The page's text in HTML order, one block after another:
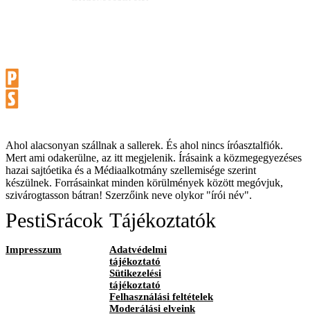
Ahol alacsonyan szállnak a sallerek. És ahol nincs íróasztalfiók.
Mert ami odakerülne, az itt megjelenik. Írásaink a közmegegyezéses
hazai sajtóetika és a Médiaalkotmány szellemisége szerint
készülnek. Forrásainkat minden körülmények között megóvjuk,
szivárogtasson bátran! Szerzőink neve olykor "írói név".
PestiSrácok
Impresszum
Tájékoztatók
Adatvédelmi
tájékoztató
Sütikezelési
tájékoztató
Felhasználási feltételek
Moderálási elveink